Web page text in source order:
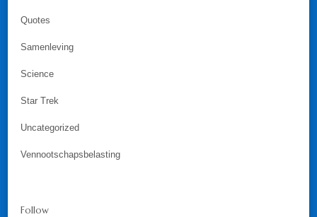
Quotes
Samenleving
Science
Star Trek
Uncategorized
Vennootschapsbelasting
Follow